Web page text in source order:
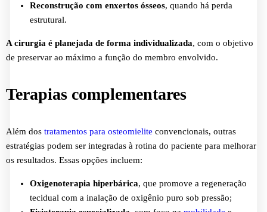
Reconstrução com enxertos ósseos, quando há perda
estrutural.
A cirurgia é planejada de forma individualizada, com o objetivo
de preservar ao máximo a função do membro envolvido.
Terapias complementares
Além dos tratamentos para osteomielite convencionais, outras
estratégias podem ser integradas à rotina do paciente para melhorar
os resultados. Essas opções incluem:
Oxigenoterapia hiperbárica, que promove a regeneração
tecidual com a inalação de oxigênio puro sob pressão;